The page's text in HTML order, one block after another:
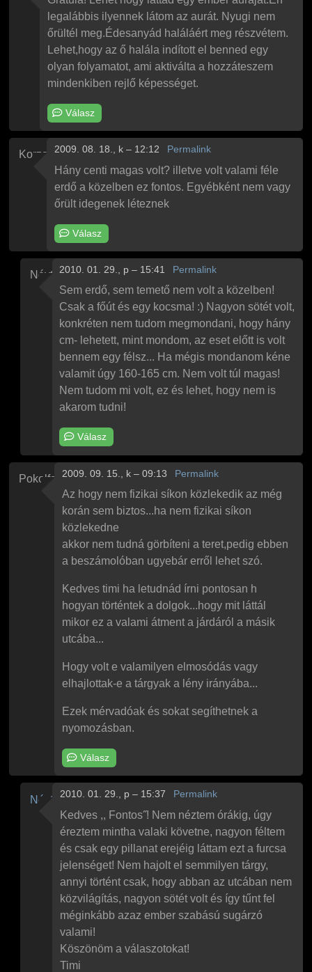
legalábbis ilyennek látom az aurát. Nyugi nem
őrültél meg.Édesanyád haláláért meg részvétem.
Lehet,hogy az ő halála indított el benned egy
olyan folyamatot, ami aktiválta a hozzáteszem
mindenkiben rejlő képességet.
Válasz
Korzo 2009. 08. 18., k – 12:12 Permalink
Hány centi magas volt? illetve volt valami féle
erdő a közelben ez fontos. Egyébként nem vagy
őrült idegenek léteznek
Válasz
Névtelen
VálaszKorzo Hány centi magas volt?üzenetére
2010. 01. 29., p – 15:41 Permalink
Sem erdő, sem temető nem volt a közelben!
Csak a főút és egy kocsma! :) Nagyon sötét volt,
konkréten nem tudom megmondani, hogy hány
cm- lehetett, mint mondom, az eset előtt is volt
bennem egy félsz... Ha mégis mondanom kéne
valamit úgy 160-165 cm. Nem volt túl magas!
Nem tudom mi volt, ez és lehet, hogy nem is
akarom tudni!
Válasz
Pokolfajzat2009. 09. 15., k – 09:13 Permalink
Az hogy nem fizikai síkon közlekedik az még
korán sem biztos...ha nem fizikai síkon
közlekedne
akkor nem tudná görbíteni a teret,pedig ebben
a beszámolóban ugyebár erről lehet szó.
Kedves timi ha letudnád írni pontosan h
hogyan történtek a dolgok...hogy mit láttál
mikor ez a valami átment a járdáról a másik
utcába...
Hogy volt e valamilyen elmosódás vagy
elhajlottak-e a tárgyak a lény irányába...
Ezek mérvadóak és sokat segíthetnek a
nyomozásban.
Válasz
Névtelen
VálaszPokolfajzat Fontos!üzenetére
2010. 01. 29., p – 15:37 Permalink
Kedves ,, Fontos˝! Nem néztem órákig, úgy
éreztem mintha valaki követne, nagyon féltem
és csak egy pillanat erejéig láttam ezt a furcsa
jelenséget! Nem hajolt el semmilyen tárgy,
annyi történt csak, hogy abban az utcában nem
közvilágítás, nagyon sötét volt és így tűnt fel
méginkább azaz ember szabású sugárzó
valami!
Köszönöm a válaszotokat!
Timi